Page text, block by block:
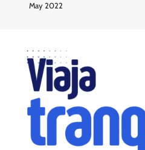
May 2022